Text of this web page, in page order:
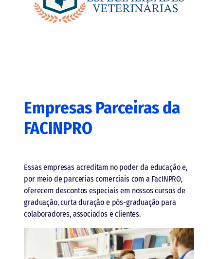
Empresas Parceiras da
FACINPRO
Essas empresas acreditam no poder da educação e,
por meio de parcerias comerciais com a FacINPRO,
oferecem descontos especiais em nossos cursos de
graduação, curta duração e pós-graduação para
colaboradores, associados e clientes.